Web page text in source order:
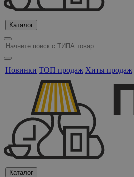
Каталог
Новинки ТОП продаж Хиты продаж
Каталог